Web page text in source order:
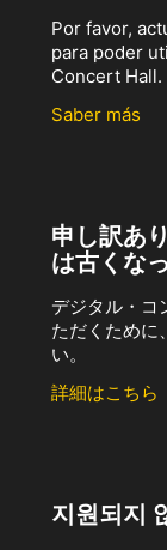
Por favor,
para poder
Concert Hall.
Saber más
申し訳あ
は古くな
デジタル・コ
ただくために
い。
詳細はこちら
지원되지